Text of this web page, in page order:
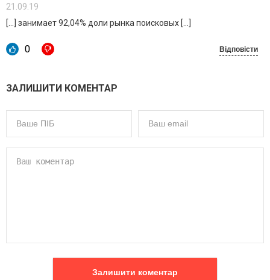
21.09.19
[…] занимает 92,04% доли рынка поисковых […]
0 Відповісти
ЗАЛИШИТИ КОМЕНТАР
Залишити коментар